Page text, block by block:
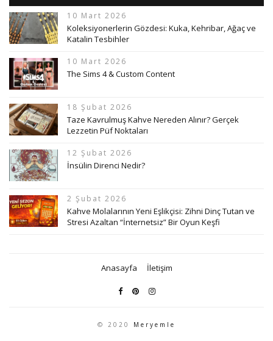
10 Mart 2026
Koleksiyonerlerin Gözdesi: Kuka, Kehribar, Ağaç ve
Katalin Tesbihler
10 Mart 2026
The Sims 4 & Custom Content
18 Şubat 2026
Taze Kavrulmuş Kahve Nereden Alınır? Gerçek
Lezzetin Püf Noktaları
12 Şubat 2026
İnsülin Direnci Nedir?
2 Şubat 2026
Kahve Molalarının Yeni Eşlikçisi: Zihni Dinç Tutan ve
Stresi Azaltan “İnternetsiz” Bir Oyun Keşfi
Anasayfa İletişim
© 2020 Meryemle